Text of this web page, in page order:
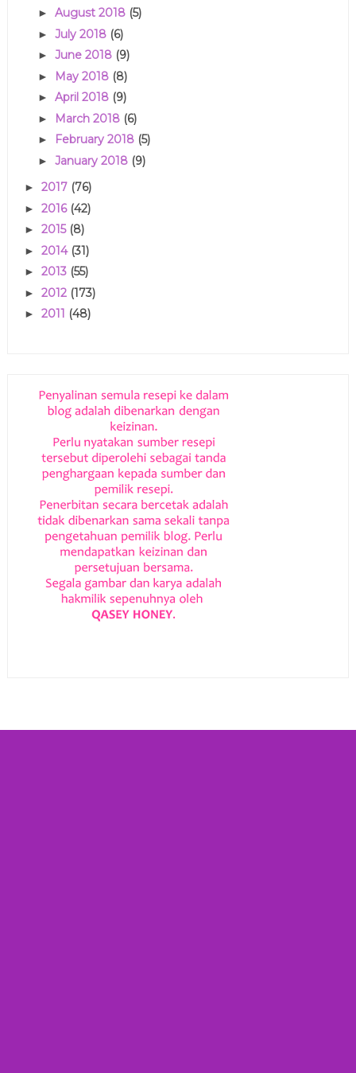
► August 2018 (5)
► July 2018 (6)
► June 2018 (9)
► May 2018 (8)
► April 2018 (9)
► March 2018 (6)
► February 2018 (5)
► January 2018 (9)
► 2017 (76)
► 2016 (42)
► 2015 (8)
► 2014 (31)
► 2013 (55)
► 2012 (173)
► 2011 (48)